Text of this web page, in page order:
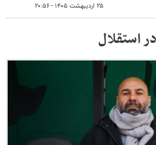
۲۵ اردیبهشت ۱۴۰۵ - ۲۰:۵۶
استقلال